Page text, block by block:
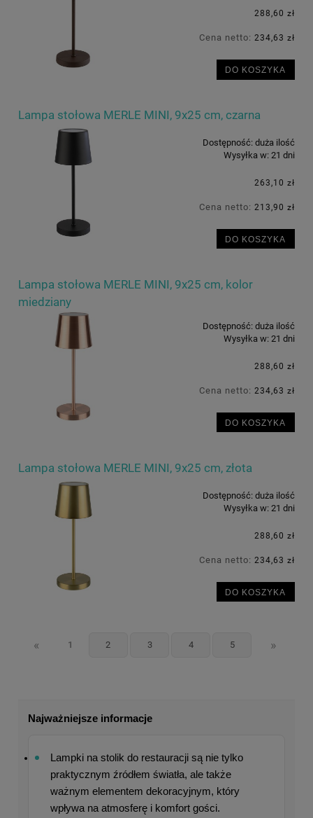
288,60 zł
Cena netto: 234,63 zł
DO KOSZYKA
Lampa stołowa MERLE MINI, 9x25 cm, czarna
Dostępność: duża ilość
Wysyłka w: 21 dni
263,10 zł
Cena netto: 213,90 zł
DO KOSZYKA
Lampa stołowa MERLE MINI, 9x25 cm, kolor
miedziany
Dostępność: duża ilość
Wysyłka w: 21 dni
288,60 zł
Cena netto: 234,63 zł
DO KOSZYKA
Lampa stołowa MERLE MINI, 9x25 cm, złota
Dostępność: duża ilość
Wysyłka w: 21 dni
288,60 zł
Cena netto: 234,63 zł
DO KOSZYKA
« 1 2 3 4 5 »
Najważniejsze informacje
Lampki na stolik do restauracji są nie tylko
praktycznym źródłem światła, ale także
ważnym elementem dekoracyjnym, który
wpływa na atmosferę i komfort gości.